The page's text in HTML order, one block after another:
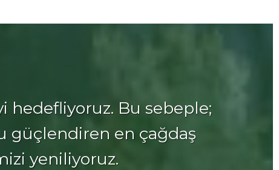
hedefliyoruz. Bu sebeple;
güçlendiren en çağdaş
yeniliyoruz.